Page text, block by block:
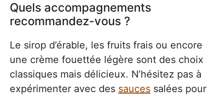
Quels accompagnements
recommandez-vous ?
Le sirop d’érable, les fruits frais ou encore
une crème fouettée légère sont des choix
classiques mais délicieux. N’hésitez pas à
expérimenter avec des sauces salées pour